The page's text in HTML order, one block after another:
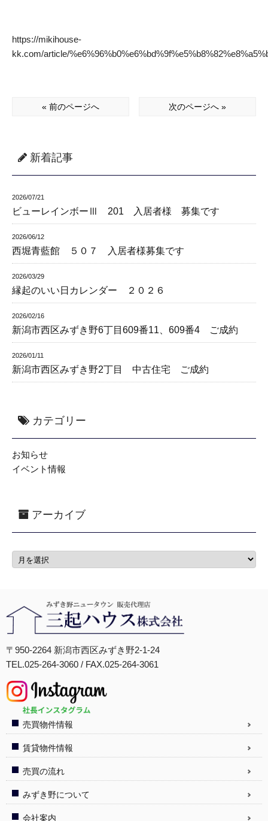
https://mikihouse-
kk.com/article/
« 前のページへ 次のページへ »
新着記事
2026/07/21
ビューレインボーⅢ 201 入居者様 募集です
2026/06/12
西堀青藍館 ５０７ 入居者様募集です
2026/03/29
縁起のいい日カレンダー ２０２６
2026/02/16
新潟市西区みずき野6丁目609番11、609番4 ご成約
2026/01/11
新潟市西区みずき野2丁目 中古住宅 ご成約
カテゴリー
お知らせ
イベント情報
アーカイブ
〒950-2264 新潟市西区みずき野2-1-24
TEL.025-264-3060 / FAX.025-264-3061
売買物件情報
賃貸物件情報
売買の流れ
みずき野について
会社案内